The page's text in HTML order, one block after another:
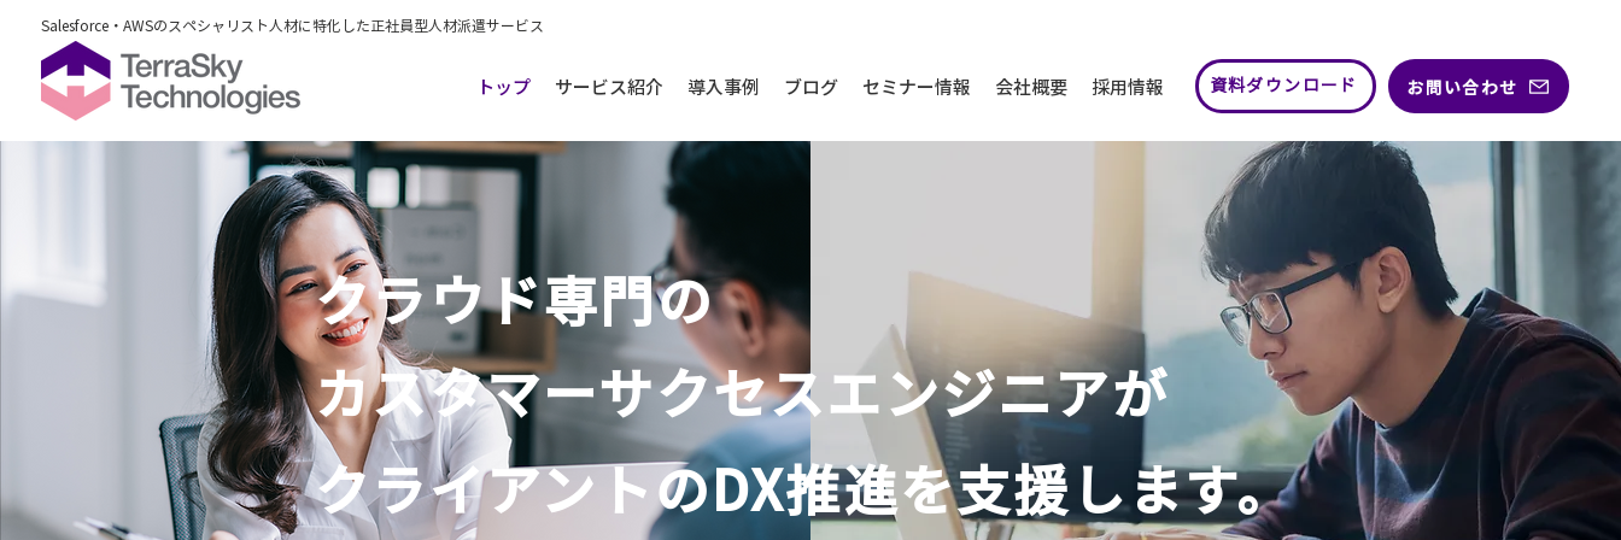
Salesforce・AWSのスペシャリスト人材に特化した正社員型人材派遣サービス
トップ サービス紹介 導入事例 ブログ セミナー情報 会社概要 採用情報 資料ダウンロード お問い合わせ
クラウド専門の
​カスタマーサクセスエンジニアが
クライアントのDX推進を支援します。